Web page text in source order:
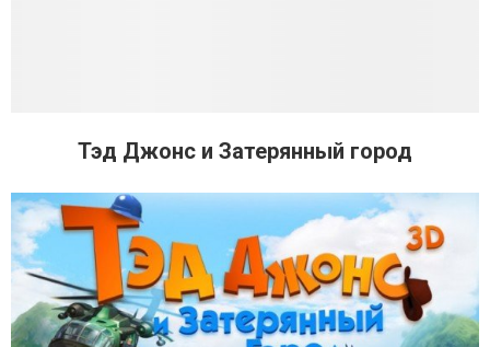
Тэд Джонс и Затерянный город